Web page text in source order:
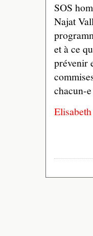
SOS
Najat
et à ce
prévenir
chacun-